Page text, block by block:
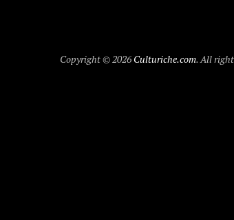
Copyright © 2026 Culturiche.com. All